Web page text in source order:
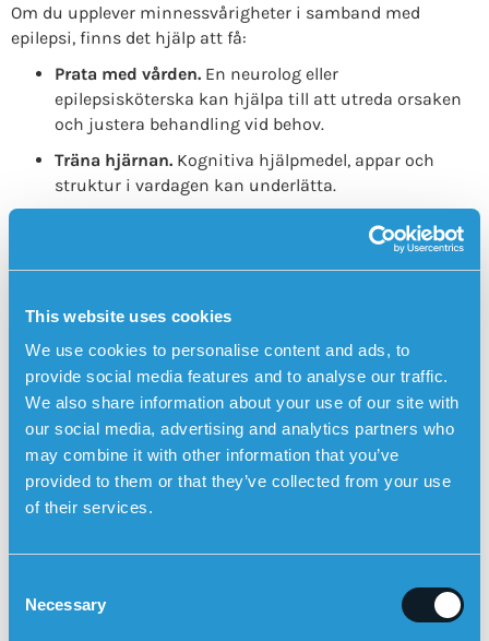
This website uses cookies
We use cookies to personalise content and ads, to
provide social media features and to analyse our traffic.
We also share information about your use of our site with
our social media, advertising and analytics partners who
may combine it with other information that you’ve
provided to them or that they’ve collected from your use
of their services.
Necessary
Om du upplever minnessvårigheter i samband med
epilepsi, finns det hjälp att få:
Prata med vården.En neurolog eller
epilepsisköterska kan hjälpa till att utreda orsaken
och justera behandling vid behov.
Träna hjärnan.Kognitiva hjälpmedel, appar och
struktur i vardagen kan underlätta.
Att prata med andra i liknande situation,
till exempel via patientföreningar, kan vara både
stöttande och inspirerande.
Även om epilepsi i första hand handlar om anfall, är det
dagliga liv – och med rätt stöd går det ofta att förbättra
både funktionen och livskvaliteten.
Trygghetslarm för att kunna larma närsomhelst
Sensoremstrygghetslarmkanautomatiskt larma vid fall
och ringer då upp anhöriga med klockans inbyggda
högtalartelefon med tvåvägskommunikation. Användaren
fysiska larmknappen. Trygghetslarmet fungerar utomhus
användarens position på en karta i Sensorem-appen.